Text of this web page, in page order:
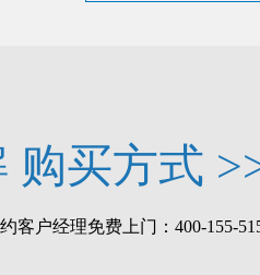
购买方式
客户经理免费上门：400-155-